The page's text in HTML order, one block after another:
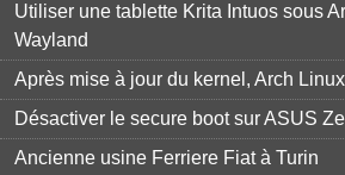
Utiliser une tablette Krita Intuos sous
Wayland
Après mise à jour du kernel, Arch
Désactiver le secure boot sur ASUS
Ancienne usine Ferriere Fiat à Turin